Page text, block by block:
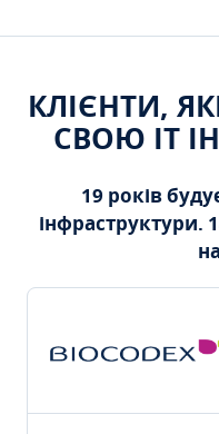
КЛІЄНТИ,
СВОЮ ІТ
19 років
інфраструктури.